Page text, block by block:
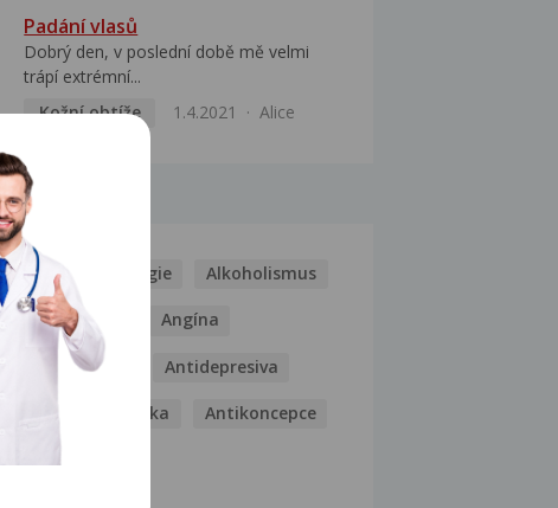
Padání vlasů
Dobrý den, v poslední době mě velmi
trápí extrémní...
Kožní obtíže
1.4.2021 Alice
NEMOCI
Kašel Alergie Alkoholismus
Analgetika Angína
Antibiotika Antidepresiva
Antihistaminika Antikoncepce